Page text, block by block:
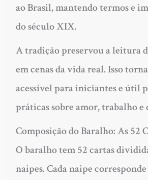
ao Brasil, mantendo termos e
do século XIX.
A tradição preservou a leitura
em cenas da vida real. Isso
acessível para iniciantes e útil
práticas sobre amor, trabalho
Composição do Baralho: As 52
O baralho tem 52 cartas
naipes. Cada naipe